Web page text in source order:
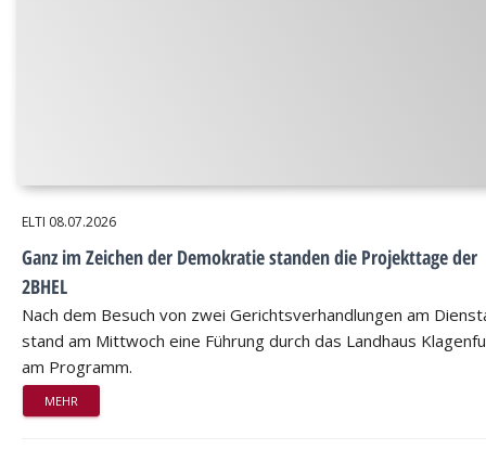
ELTI 08.07.2026
Ganz im Zeichen der Demokratie standen die Projekttage der
2BHEL
Nach dem Besuch von zwei Gerichtsverhandlungen am
stand am Mittwoch eine Führung durch das Landhaus
am Programm.
MEHR